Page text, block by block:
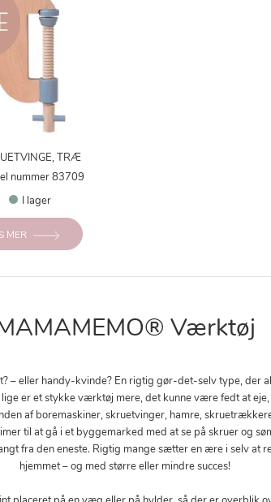
TRÆ
nummer 83709
I lager
MER
Værktøj
– eller handy-kvinde? En rigtig gør-det-selv type, der
lige er et stykke værktøj mere, det kunne være fedt at
af boremaskiner, skruetvinger, hamre,
til at gå i et byggemarked med at se på skruer og
fra den eneste. Rigtig mange sætter en ære i selv at
hjemmet – og med større eller mindre succes!